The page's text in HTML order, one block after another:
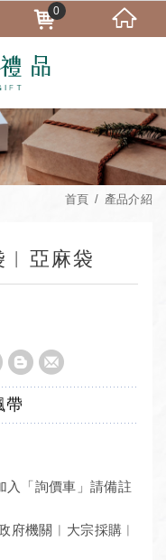
首頁 產品介紹
亞麻袋
帶
入「詢價車」請備註
府機關︱大宗採購︱
0